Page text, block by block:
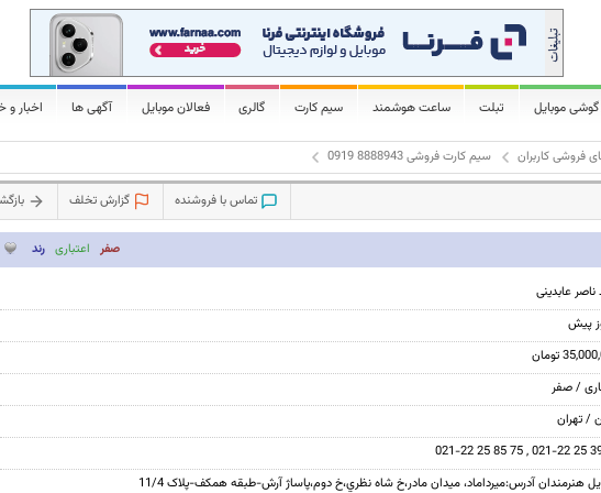
گوشی موبایل تبلت ساعت هوشمند سیم کارت گالری فعالان موبایل آگهی ها اخبار و
فروشی کاربران سیم کارت فروشی 8888943 0919
تماس با فروشنده گزارش تخلف
صفر اعتباری رند
عابدینی
تومان
/ صفر
/ تهران
021-22 25 85 75 , 021-22 25
هنرمندان آدرس:میرداماد، میدان مادر،خ شاه نظري،خ دوم،پاساژ آرش-طبقه همکف-پلاک 11/4